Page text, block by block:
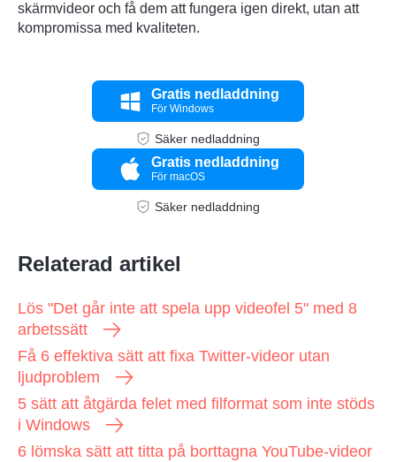
Steg 1.
skärmvideor och få dem att fungera igen direkt, utan att
kompromissa med kvaliteten.
Gratis nedladdning
För Windows
Säker nedladdning
Gratis nedladdning
För macOS
Säker nedladdning
Relaterad artikel
Lös "Det går inte att spela upp videofel 5" med 8
arbetssätt
Få 6 effektiva sätt att fixa Twitter-videor utan
ljudproblem
5 sätt att åtgärda felet med filformat som inte stöds
i Windows
6 lömska sätt att titta på borttagna YouTube-videor